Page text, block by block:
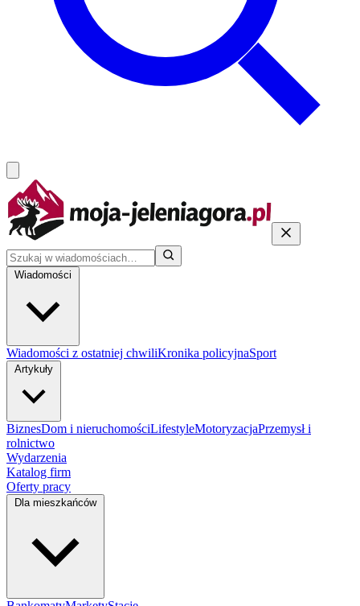
Wiadomości
Wiadomości z ostatniej chwiliKronika policyjnaSport
Artykuły
BiznesDom i nieruchomościLifestyleMotoryzacjaPrzemysł i
rolnictwo
Wydarzenia
Katalog firm
Oferty pracy
Dla mieszkańców